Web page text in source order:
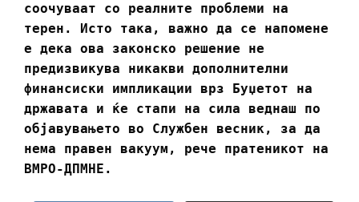
соочуваат со реалните проблеми на
терен. Исто така, важно да се напомене
е дека ова законско решение не
предизвикува никакви дополнителни
финансиски импликации врз Буџетот на
државата и ќе стапи на сила веднаш по
објавувањето во Службен весник, за да
нема правен вакуум, рече пратеникот на
ВМРО-ДПМНЕ.